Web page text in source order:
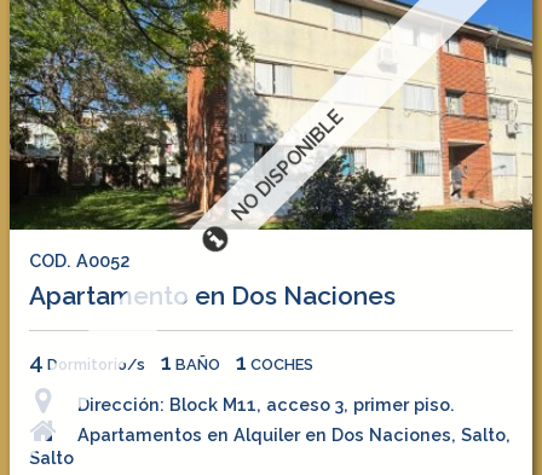
NO DISPONIBLE
COD. A0052
Apartamento en Dos Naciones
4 Dormitorio/s 1 BAÑO 1 COCHES
Dirección: Block M11, acceso 3, primer piso.
Apartamentos en Alquiler en Dos Naciones, Salto,
Salto